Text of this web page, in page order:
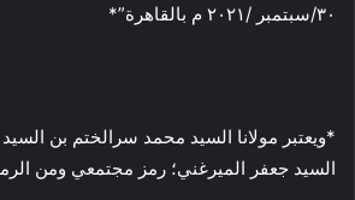
٣٠/سبتمبر /٢٠٢١ م بالقاهرة”*
*ويعتبر مولانا السيد محمد سرالختم بن
السيد جعفر الميرغني؛ رمز مجتمعي ومن